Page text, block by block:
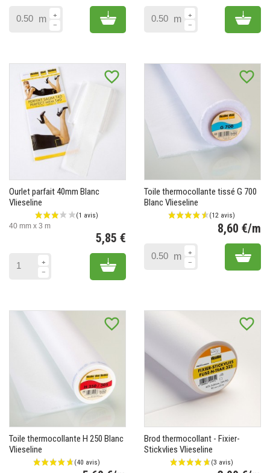
m Add to cart m Add
favorite_border
Ourlet parfait 40mm Blanc
Vlieseline
40 mm x 3 m
5,85 €
Add to cart
favorite_border
Toile thermocollante tissé G 700
Blanc Vlieseline
8,60 €/m
m Add
favorite_border
Toile thermocollante H 250 Blanc
Vlieseline
favorite_border
Brod thermocollant - Fixier-
Stickvlies Vlieseline